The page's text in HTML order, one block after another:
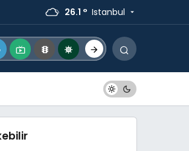
26.1 ° Istanbul